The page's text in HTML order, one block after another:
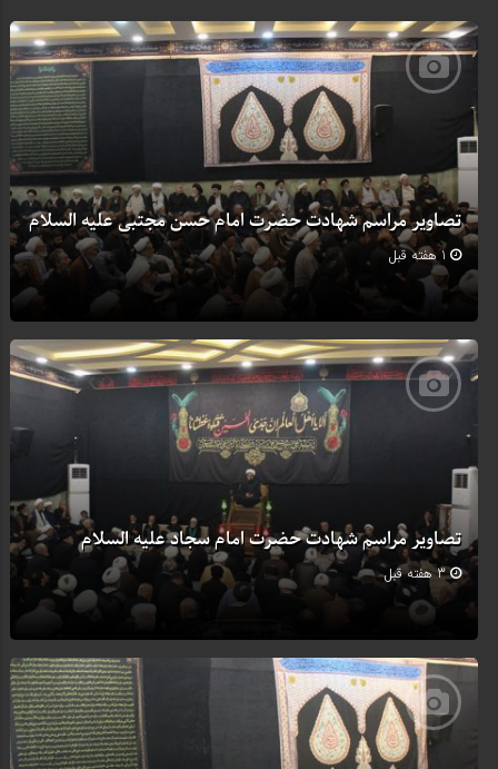
تصاویر مراسم شهادت حضرت امام حسن مجتبی علیه السلام
1 هفته قبل
تصاویر مراسم شهادت حضرت امام سجاد علیه السلام
3 هفته قبل